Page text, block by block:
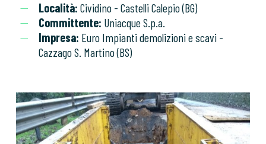
Località: Cividino - Castelli Calepio (BG)
Committente: Uniacque S.p.a.
Impresa: Euro Impianti demolizioni e scavi -
Cazzago S. Martino (BS)